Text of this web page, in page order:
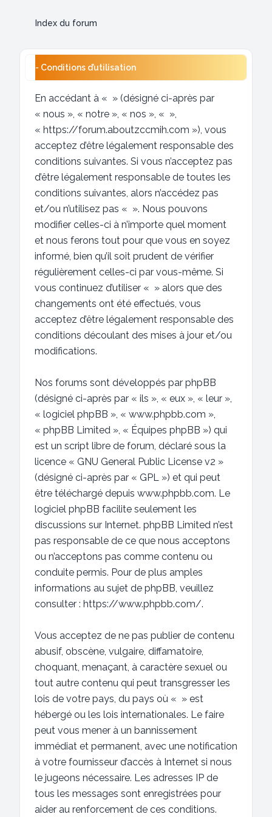
Index du forum
- Conditions d’utilisation
En accédant à « » (désigné ci-après par
« nous », « notre », « nos », « »,
« https://forum.aboutzccmih.com »), vous
acceptez d’être légalement responsable des
conditions suivantes. Si vous n’acceptez pas
d’être légalement responsable de toutes les
conditions suivantes, alors n’accédez pas
et/ou n’utilisez pas « ». Nous pouvons
modifier celles-ci à n’importe quel moment
et nous ferons tout pour que vous en soyez
informé, bien qu’il soit prudent de vérifier
régulièrement celles-ci par vous-même. Si
vous continuez d’utiliser « » alors que des
changements ont été effectués, vous
acceptez d’être légalement responsable des
conditions découlant des mises à jour et/ou
modifications.
Nos forums sont développés par phpBB
(désigné ci-après par « ils », « eux », « leur »,
« logiciel phpBB », « www.phpbb.com »,
« phpBB Limited », « Équipes phpBB ») qui
est un script libre de forum, déclaré sous la
licence « GNU General Public License v2 »
(désigné ci-après par « GPL ») et qui peut
être téléchargé depuis www.phpbb.com. Le
logiciel phpBB facilite seulement les
discussions sur Internet. phpBB Limited n’est
pas responsable de ce que nous acceptons
ou n’acceptons pas comme contenu ou
conduite permis. Pour de plus amples
informations au sujet de phpBB, veuillez
consulter : https://www.phpbb.com/.
Vous acceptez de ne pas publier de contenu
abusif, obscène, vulgaire, diffamatoire,
choquant, menaçant, à caractère sexuel ou
tout autre contenu qui peut transgresser les
lois de votre pays, du pays où « » est
hébergé ou les lois internationales. Le faire
peut vous mener à un bannissement
immédiat et permanent, avec une notification
à votre fournisseur d’accès à Internet si nous
le jugeons nécessaire. Les adresses IP de
tous les messages sont enregistrées pour
aider au renforcement de ces conditions.